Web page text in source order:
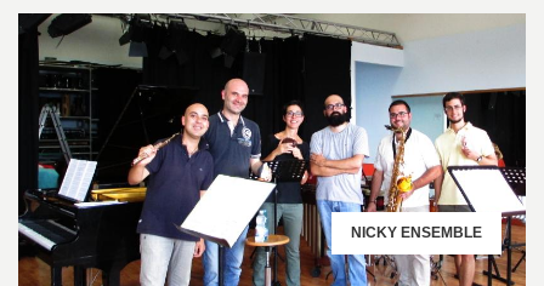
NICKY ENSEMBLE